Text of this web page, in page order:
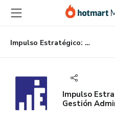
principal
página
de
página
Impulso Estratégico: Su Aliado en Gestión Administrativa
Impulso
Gestión